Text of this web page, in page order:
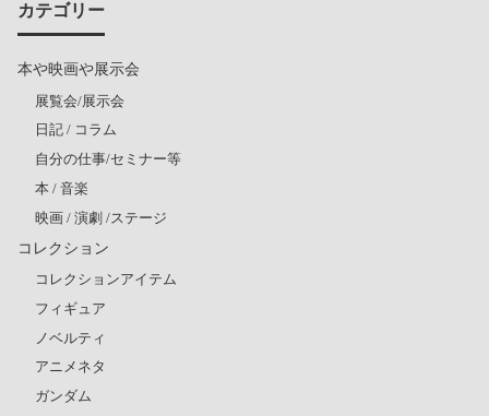
カテゴリー
本や映画や展示会
展覧会/展示会
日記 / コラム
自分の仕事/セミナー等
本 / 音楽
映画 / 演劇 /ステージ
コレクション
コレクションアイテム
フィギュア
ノベルティ
アニメネタ
ガンダム